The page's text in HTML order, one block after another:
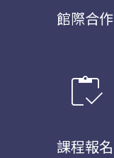
館際合作
inventory
課程報名